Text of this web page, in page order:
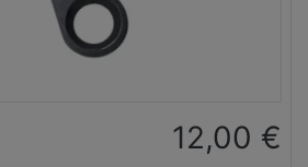
12,00 €